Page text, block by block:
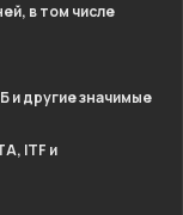
в том числе
и другие значимые
ITF и